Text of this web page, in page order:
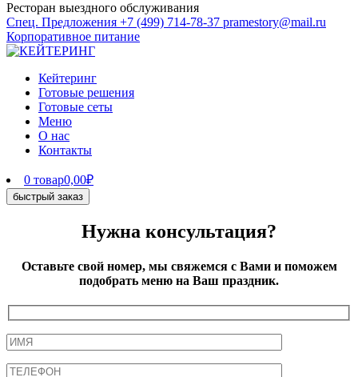
Ресторан выездного обслуживания
Спец. Предложения +7 (499) 714-78-37 pramestory@mail.ru
Корпоративное питание
Кейтеринг
Готовые решения
Готовые сеты
Меню
О нас
Контакты
0 товар0,00₽
быстрый заказ
Нужна консультация?
Оставьте свой номер, мы свяжемся с Вами и поможем
подобрать меню на Ваш праздник.